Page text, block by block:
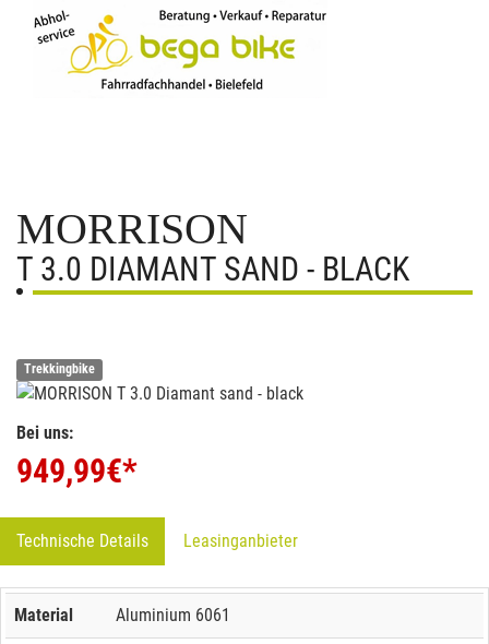
MORRISON
T 3.0 DIAMANT SAND - BLACK
Trekkingbike
Bei uns:
949,99€*
Technische Details Leasinganbieter
Material Aluminium 6061